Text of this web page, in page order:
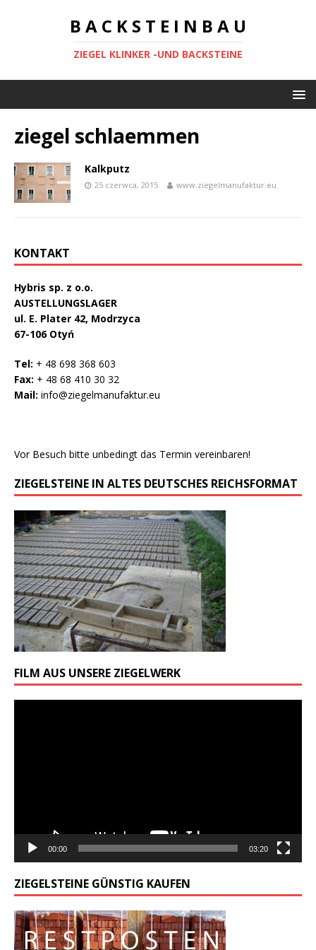
B A C K S T E I N B A U
ZIEGEL KLINKER -UND BACKSTEINE
ziegel schlaemmen
Kalkputz
25 czerwca, 2015 www.ziegelmanufaktur.eu
KONTAKT
Hybris sp. z o.o.
AUSTELLUNGSLAGER
ul. E. Plater 42, Modrzyca
67-106 Otyń
Tel: + 48 698 368 603
Fax: + 48 68 410 30 32
Mail: info@ziegelmanufaktur.eu
Vor Besuch bitte unbedingt das Termin vereinbaren!
ZIEGELSTEINE IN ALTES DEUTSCHES REICHSFORMAT
FILM AUS UNSERE ZIEGELWERK
00:00 03:20
ZIEGELSTEINE GÜNSTIG KAUFEN